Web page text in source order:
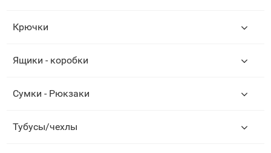
Крючки
Ящики - коробки
Сумки - Рюкзаки
Тубусы/чехлы